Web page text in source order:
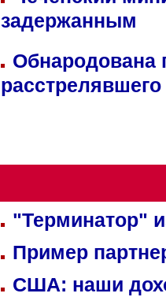
задержанным
Обнародована
"Терминатор"
Пример
США: наши